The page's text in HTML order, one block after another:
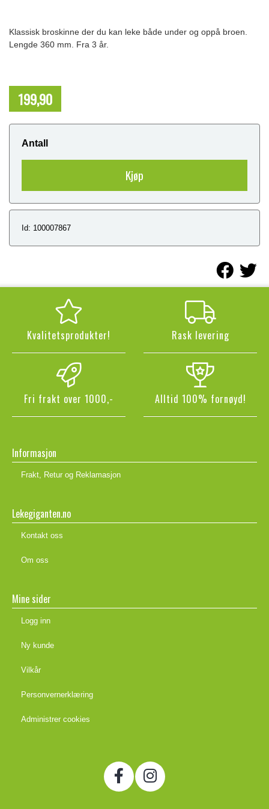
Klassisk broskinne der du kan leke både under og oppå broen.
Lengde 360 mm. Fra 3 år.
199,90
Antall
Kjøp
Id: 100007867
Kvalitetsprodukter! Rask levering
Fri frakt over 1000,- Alltid 100% fornøyd!
Informasjon
Frakt, Retur og Reklamasjon
Lekegiganten.no
Kontakt oss
Om oss
Mine sider
Logg inn
Ny kunde
Vilkår
Personvernerklæring
Administrer cookies